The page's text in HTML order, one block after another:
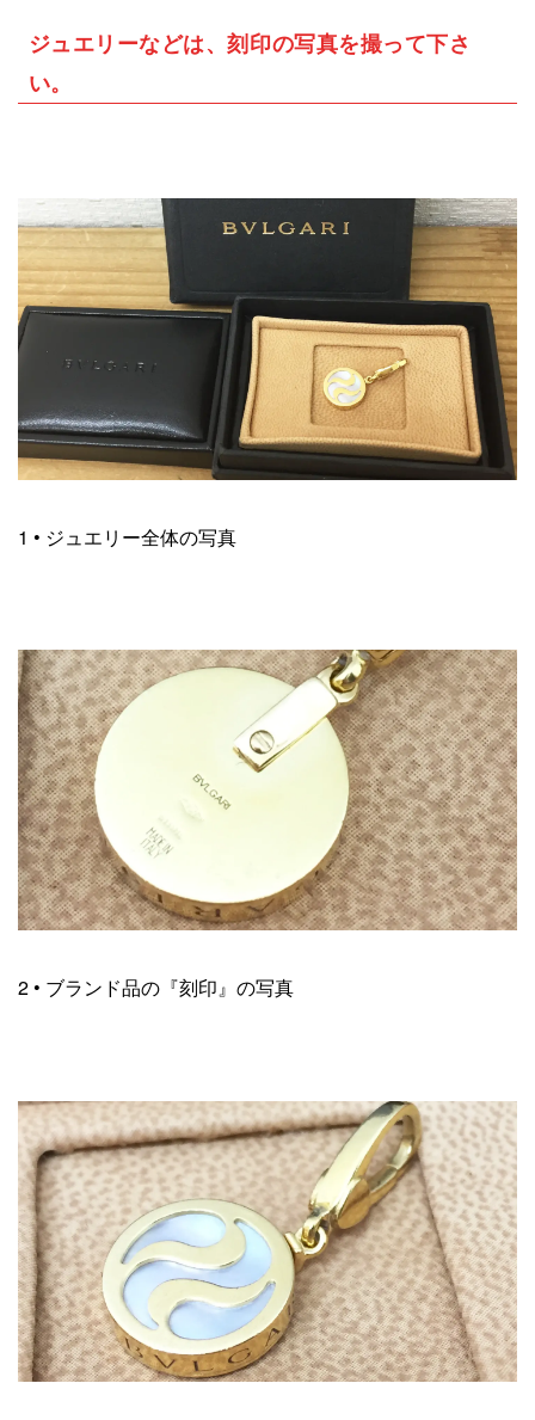
ジュエリーなどは、刻印の写真を撮って下さ
い。
1 • ジュエリー全体の写真
2 • ブランド品の『刻印』の写真